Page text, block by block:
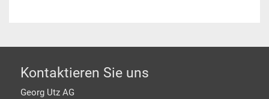
Footer
Kontaktieren Sie uns
Georg Utz AG